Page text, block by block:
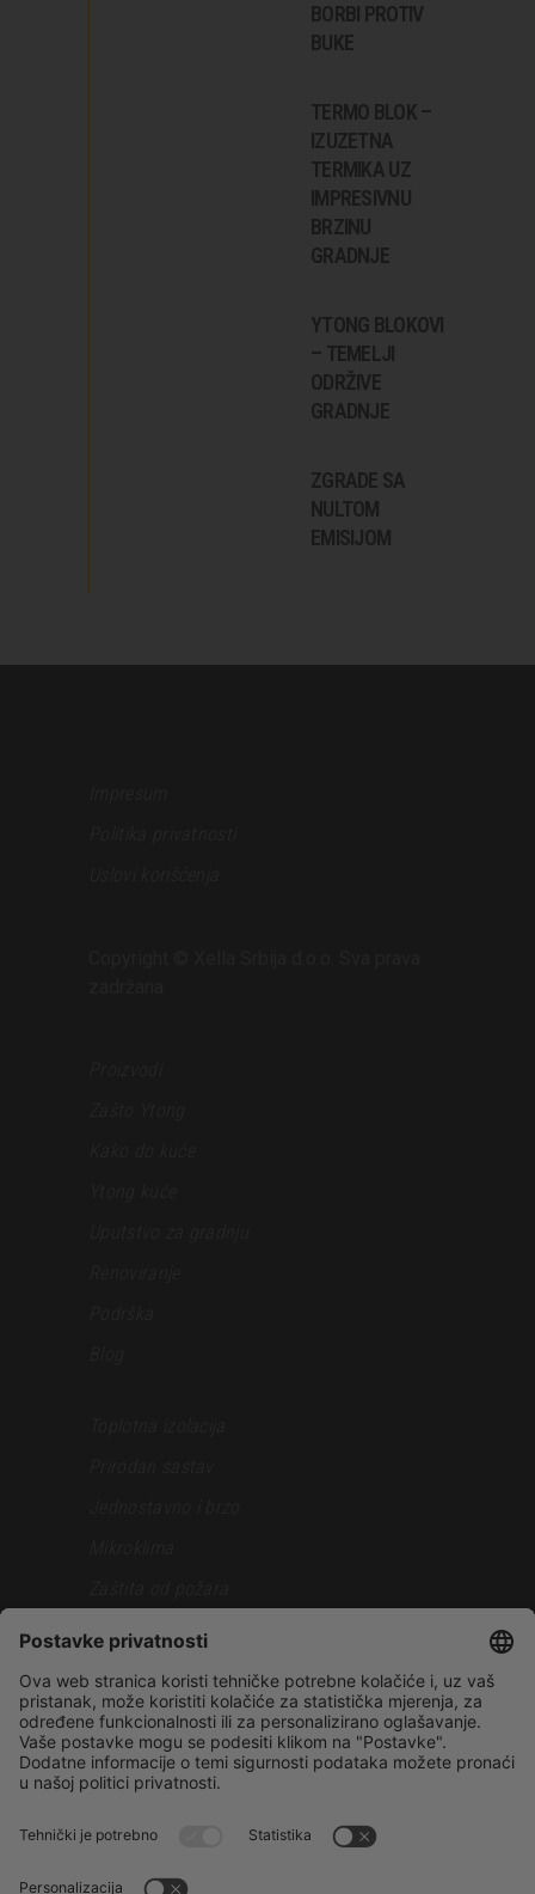
BORBI PROTIV
BUKE
TERMO BLOK –
IZUZETNA
TERMIKA UZ
IMPRESIVNU
BRZINU
GRADNJE
YTONG BLOKOVI
– TEMELJI
ODRŽIVE
GRADNJE
ZGRADE SA
NULTOM
EMISIJOM
Otpornost pri zemljotresu
Siva faza
Samostalna gradnja
Gradnjakuce.rs